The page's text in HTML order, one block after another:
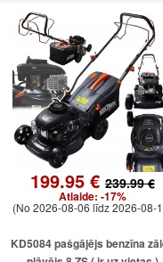
199.95 € 239.99 €
Atlaide: -17%
(No 2026-08-06 līdz 2026-08-
KD5084 pašgājējs benzīna